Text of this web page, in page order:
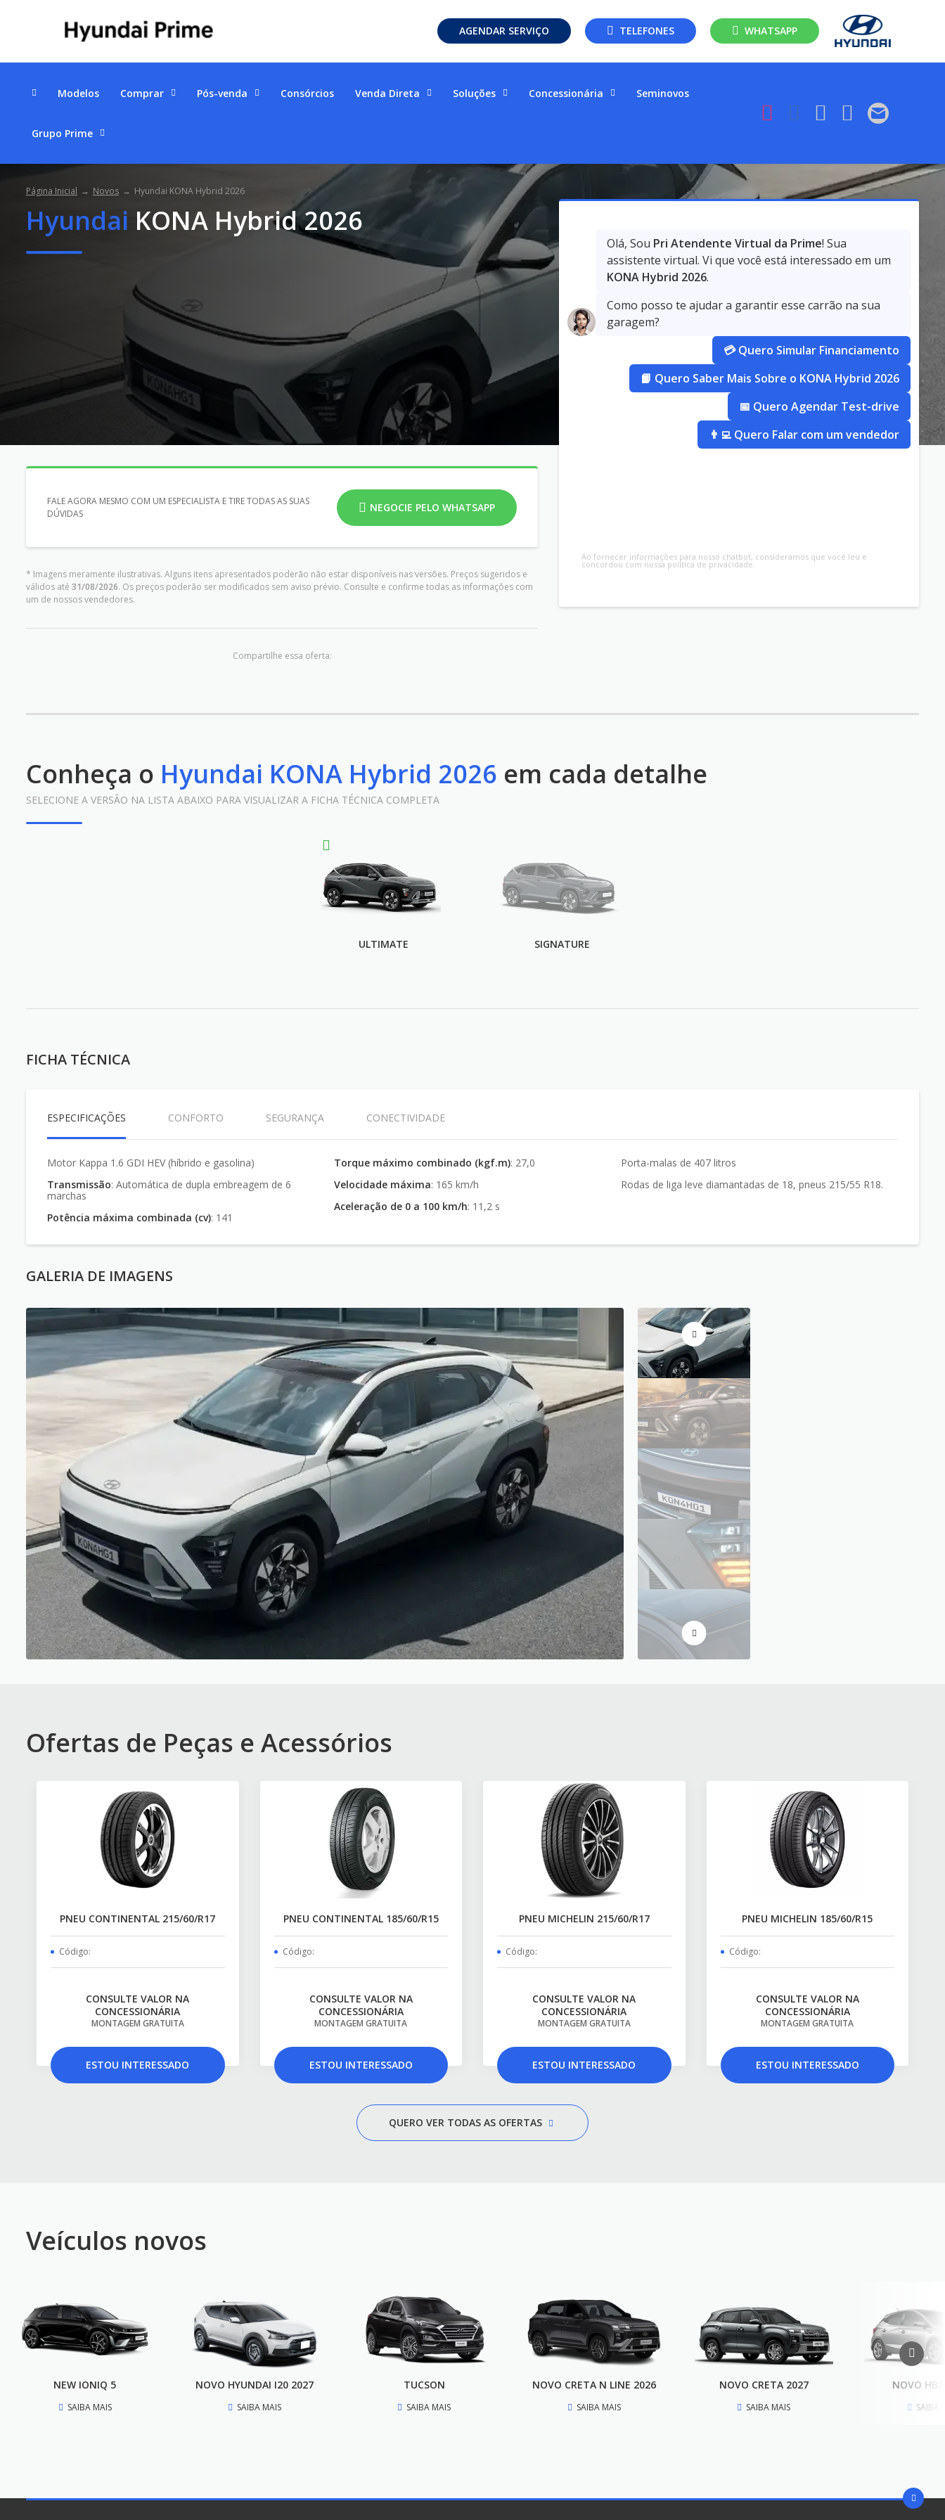
AGENDAR SERVIÇO TELEFONES WHATSAPP
Modelos Comprar Pós-venda Consórcios Venda Direta Soluções Concessionária Seminovos
Grupo Prime
Página Inicial Novos Hyundai KONA Hybrid 2026
Hyundai KONA Hybrid 2026
FALE AGORA MESMO COM UM ESPECIALISTA E TIRE TODAS AS SUAS
DÚVIDAS
NEGOCIE PELO WHATSAPP
* Imagens meramente ilustrativas. Alguns itens apresentados poderão não estar disponíveis nas versões. Preços sugeridos e
válidos até 31/08/2026. Os preços poderão ser modificados sem aviso prévio. Consulte e confirme todas as informações com
um de nossos vendedores.
Compartilhe essa oferta:
Conheça o Hyundai KONA Hybrid 2026 em cada detalhe
SELECIONE A VERSÃO NA LISTA ABAIXO PARA VISUALIZAR A FICHA TÉCNICA COMPLETA
ULTIMATE SIGNATURE
FICHA TÉCNICA
ESPECIFICAÇÕES CONFORTO SEGURANÇA CONECTIVIDADE
Motor Kappa 1.6 GDI HEV (híbrido e gasolina)
Transmissão: Automática de dupla embreagem de 6
marchas
Potência máxima combinada (cv) : 141
Torque máximo combinado (kgf.m) : 27,0
Velocidade máxima : 165 km/h
Aceleração de 0 a 100 km/h : 11,2 s
Porta-malas de 407 litros
Rodas de liga leve diamantadas de 18, pneus 215/55 R18.
GALERIA DE IMAGENS
Ofertas de Peças e Acessórios
PNEU CONTINENTAL 215/60/R17
Código:
CONSULTE VALOR NA
CONCESSIONÁRIA
MONTAGEM GRATUITA
ESTOU INTERESSADO
PNEU CONTINENTAL 185/60/R15
Código:
CONSULTE VALOR NA
CONCESSIONÁRIA
MONTAGEM GRATUITA
ESTOU INTERESSADO
PNEU MICHELIN 215/60/R17
Código:
CONSULTE VALOR NA
CONCESSIONÁRIA
MONTAGEM GRATUITA
ESTOU INTERESSADO
PNEU MICHELIN 185/60/R15
Código:
CONSULTE VALOR NA
CONCESSIONÁRIA
MONTAGEM GRATUITA
ESTOU INTERESSADO
QUERO VER TODAS AS OFERTAS
Veículos novos
NEW IONIQ 5
SAIBA MAIS
NOVO HYUNDAI I20 2027
SAIBA MAIS
TUCSON
SAIBA MAIS
NOVO CRETA N LINE 2026
SAIBA MAIS
NOVO CRETA 2027
SAIBA MAIS
NOVO
SAIBA